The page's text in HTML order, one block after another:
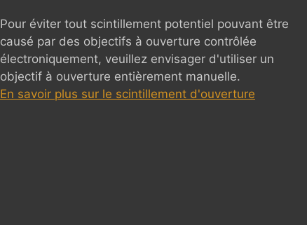
Pour éviter tout scintillement potentiel pouvant être
causé par des objectifs à ouverture contrôlée
électroniquement, veuillez envisager d'utiliser un
objectif à ouverture entièrement manuelle.
En savoir plus sur le scintillement d'ouverture